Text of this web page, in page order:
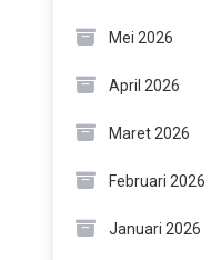
Mei 2026
April 2026
Maret 2026
Februari 2026
Januari 2026